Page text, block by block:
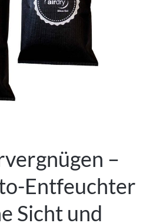
–
Entfeuchter
Sicht und